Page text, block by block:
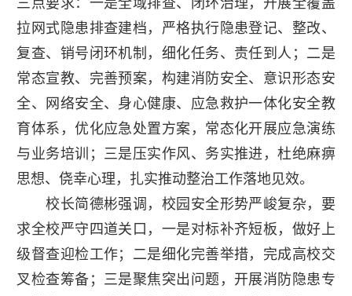
三点要求：一是全域排查、闭环治理，开展全覆盖
拉网式隐患排查建档，严格执行隐患登记、整改、
复查、销号闭环机制，细化任务、责任到人；二是
常态宣教、完善预案，构建消防安全、意识形态安
全、网络安全、身心健康、应急救护一体化安全教
育体系，优化应急处置方案，常态化开展应急演练
与业务培训；三是压实作风、务实推进，杜绝麻痹
思想、侥幸心理，扎实推动整治工作落地见效。
校长简德彬强调，校园安全形势严峻复杂，要
求全校严守四道关口，一是对标补齐短板，做好上
级督查迎检工作；二是细化完善举措，完成高校交
叉检查筹备；三是聚焦突出问题，开展消防隐患专